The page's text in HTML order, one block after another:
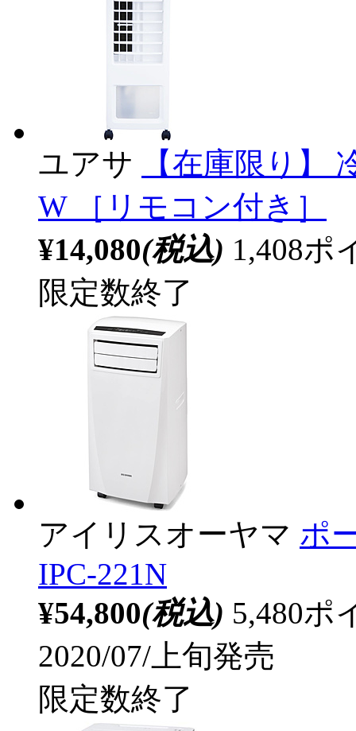
ユアサ
【在庫限り】
W ［リモコン付き］
¥14,080(税込) 1,408ポ
限定数終了
アイリスオーヤマ ポ
IPC-221N
¥54,800(税込) 5,480ポ
2020/07/上旬発売
限定数終了